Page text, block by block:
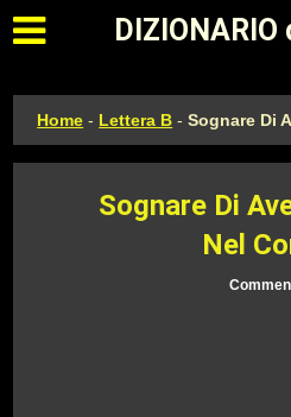
Apri il menu
DIZIONARIO
Home - Lettera B -Sognare Di
Sognare Di
Nel